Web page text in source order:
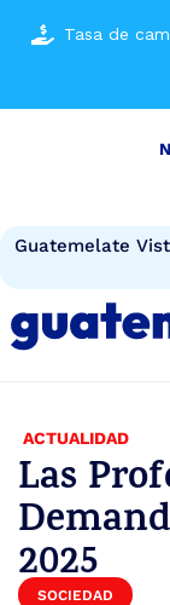
Tasa de
Guatemelate
ACTUALIDAD
Las
2025
SOCIEDAD